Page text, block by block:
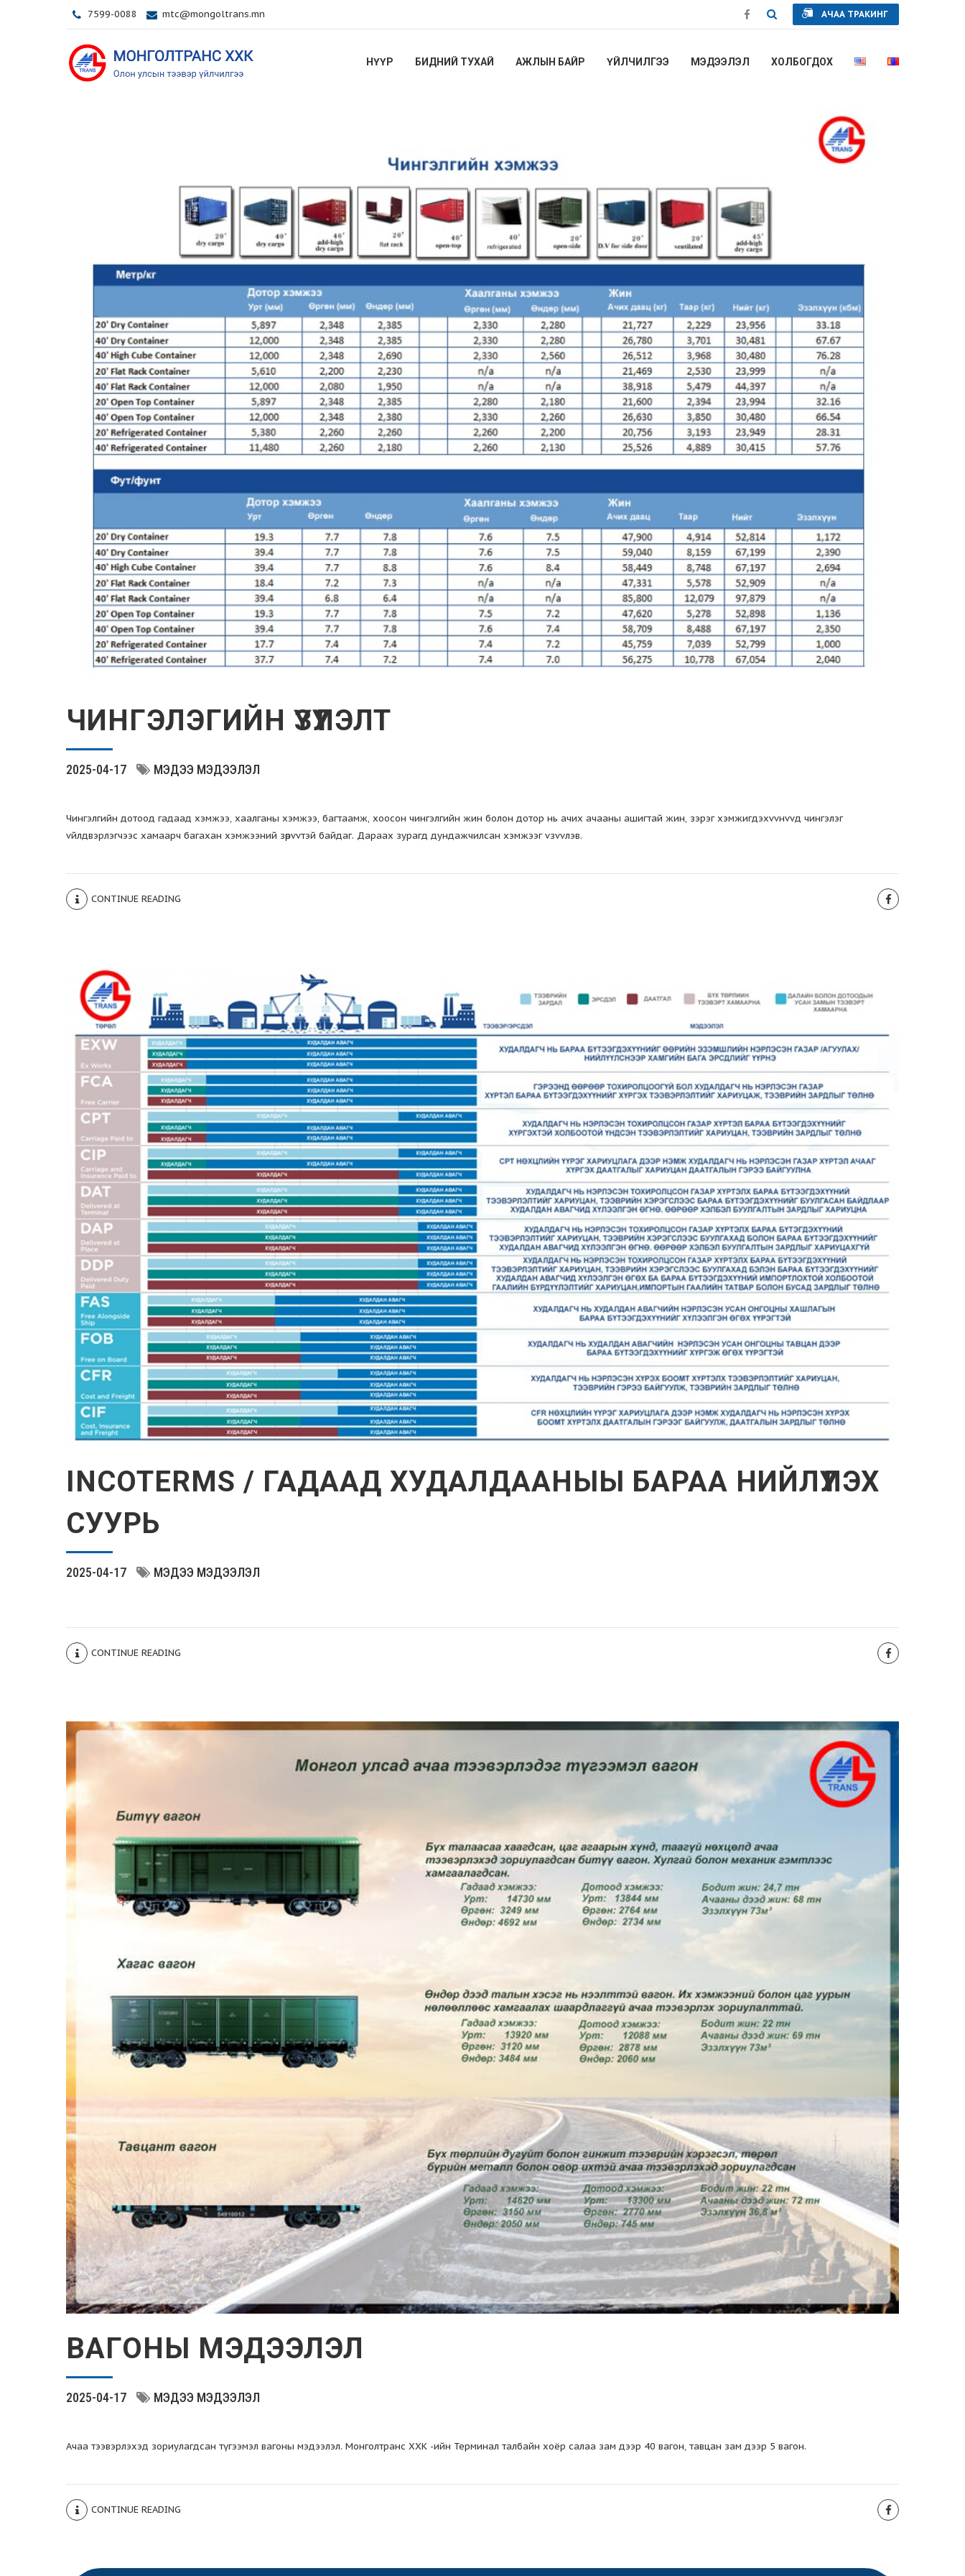
7599-0088 mtc@mongoltrans.mn АЧАА ТРАКИНГ
НҮҮР БИДНИЙ ТУХАЙ АЖЛЫН БАЙР ҮЙЛЧИЛГЭЭ МЭДЭЭЛЭЛ ХОЛБОГДОХ
ЧИНГЭЛЭГИЙН ҮЗҮҮЛЭЛТ
2025-04-17 МЭДЭЭ МЭДЭЭЛЭЛ
Чингэлгийн дотоод гадаад хэмжээ, хаалганы хэмжээ, багтаамж, хоосон чингэлгийн жин болон дотор нь ачих ачааны ашигтай жин, зэрэг хэмжигдэхvvнvvд чингэлэг
vйлдвэрлэгчээс хамаарч багахан хэмжээний зөрvvтэй байдаг. Дараах зурагд дундажчилсан хэмжээг vзvvлэв.
CONTINUE READING
INCOTERMS / ГАДААД ХУДАЛДААНЫЫ БАРАА НИЙЛҮҮЛЭХ
СУУРЬ
2025-04-17 МЭДЭЭ МЭДЭЭЛЭЛ
CONTINUE READING
ВАГОНЫ МЭДЭЭЛЭЛ
2025-04-17 МЭДЭЭ МЭДЭЭЛЭЛ
Ачаа тээвэрлэхэд зориулагдсан түгээмэл вагоны мэдээлэл. Монголтранс ХХК -ийн Терминал талбайн хоёр салаа зам дээр 40 вагон, тавцан зам дээр 5 вагон.
CONTINUE READING